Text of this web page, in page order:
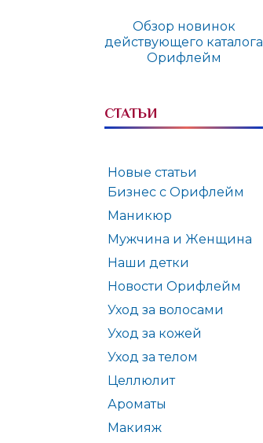
Обзор новинок
действующего каталога
Орифлейм
СТАТЬИ
Новые статьи
Бизнес с Орифлейм
Маникюр
Мужчина и Женщина
Наши детки
Новости Орифлейм
Уход за волосами
Уход за кожей
Уход за телом
Целлюлит
Ароматы
Макияж